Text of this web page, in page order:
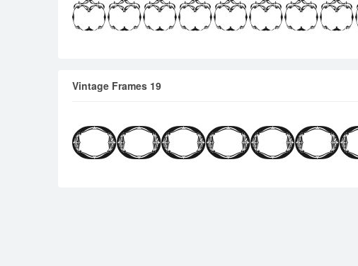
Vintage Frames 19